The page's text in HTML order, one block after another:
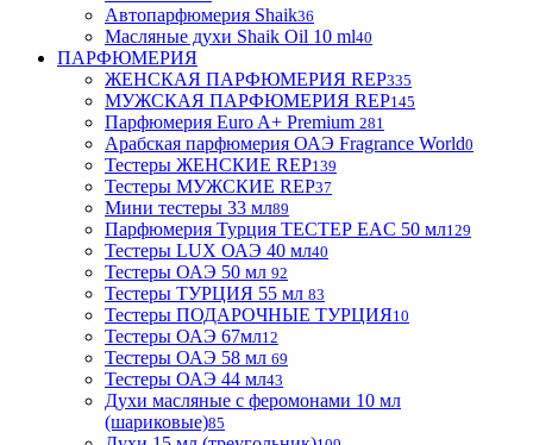
Автопарфюмерия Shaik36
Масляные духи Shaik Oil 10 ml40
ПАРФЮМЕРИЯ
ЖЕНСКАЯ ПАРФЮМЕРИЯ REP335
МУЖСКАЯ ПАРФЮМЕРИЯ REP145
Парфюмерия Euro A+ Premium 281
Арабская парфюмерия ОАЭ Fragrance World0
Тестеры ЖЕНСКИЕ REP139
Тестеры МУЖСКИЕ REP37
Мини тестеры 33 мл89
Парфюмерия Турция ТЕСТЕР EAC 50 мл129
Тестеры LUX ОАЭ 40 мл40
Тестеры ОАЭ 50 мл 92
Тестеры ТУРЦИЯ 55 мл 83
Тестеры ПОДАРОЧНЫЕ ТУРЦИЯ10
Тестеры ОАЭ 67мл12
Тестеры ОАЭ 58 мл 69
Тестеры ОАЭ 44 мл43
Духи масляные с феромонами 10 мл
(шариковые)85